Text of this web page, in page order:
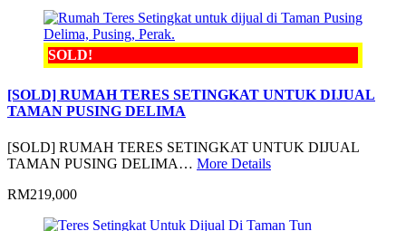
SOLD!
[SOLD] RUMAH TERES SETINGKAT UNTUK DIJUAL
TAMAN PUSING DELIMA
[SOLD] RUMAH TERES SETINGKAT UNTUK DIJUAL
TAMAN PUSING DELIMA… More Details
RM219,000